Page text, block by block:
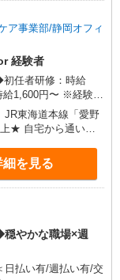
ア事業部/静岡オフィ
経験者
円〜 ※経験者
力による ★週払
JR東海道本線「愛野
細を見る
やかな職場×週
払い有/週払い有/交